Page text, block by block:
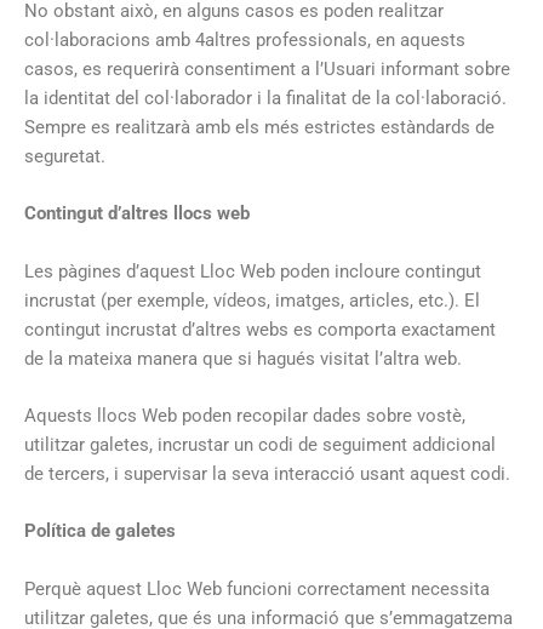
No obstant això, en alguns casos es poden realitzar
col·laboracions amb 4altres professionals, en aquests
casos, es requerirà consentiment a l’Usuari informant sobre
la identitat del col·laborador i la finalitat de la col·laboració.
Sempre es realitzarà amb els més estrictes estàndards de
seguretat.
Contingut d’altres llocs web
Les pàgines d’aquest Lloc Web poden incloure contingut
incrustat (per exemple, vídeos, imatges, articles, etc.). El
contingut incrustat d’altres webs es comporta exactament
de la mateixa manera que si hagués visitat l’altra web.
Aquests llocs Web poden recopilar dades sobre vostè,
utilitzar galetes, incrustar un codi de seguiment addicional
de tercers, i supervisar la seva interacció usant aquest codi.
Política de galetes
Perquè aquest Lloc Web funcioni correctament necessita
utilitzar galetes, que és una informació que s’emmagatzema